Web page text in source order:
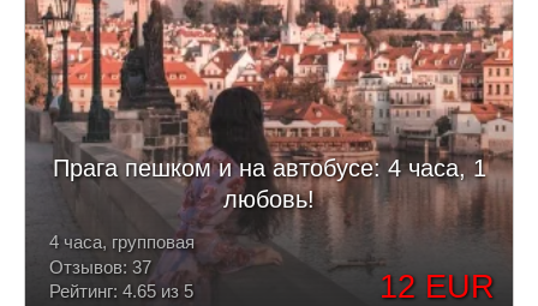
Прага пешком и на автобусе: 4 часа, 1
любовь!
12 EUR
4 часа, групповая
Отзывов: 37
Рейтинг: 4.65 из 5